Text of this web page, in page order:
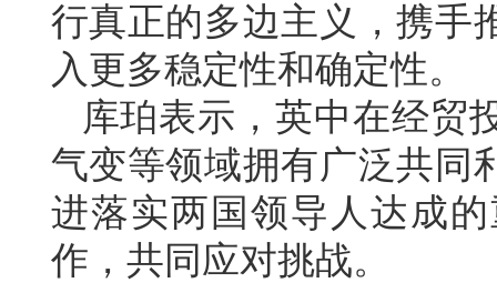
行真正的多边主义，携手
入更多稳定性和确定性。
库珀表示，英中在经贸
气变等领域拥有广泛共同
进落实两国领导人达成
作，共同应对挑战。